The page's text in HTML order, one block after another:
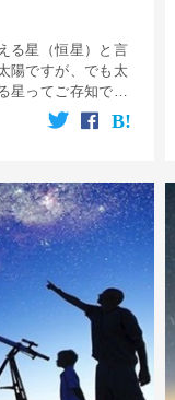
る星（恒星）と言
陽ですが、でも太
星ってご存知でし
の星はどんな特徴
どについて今回